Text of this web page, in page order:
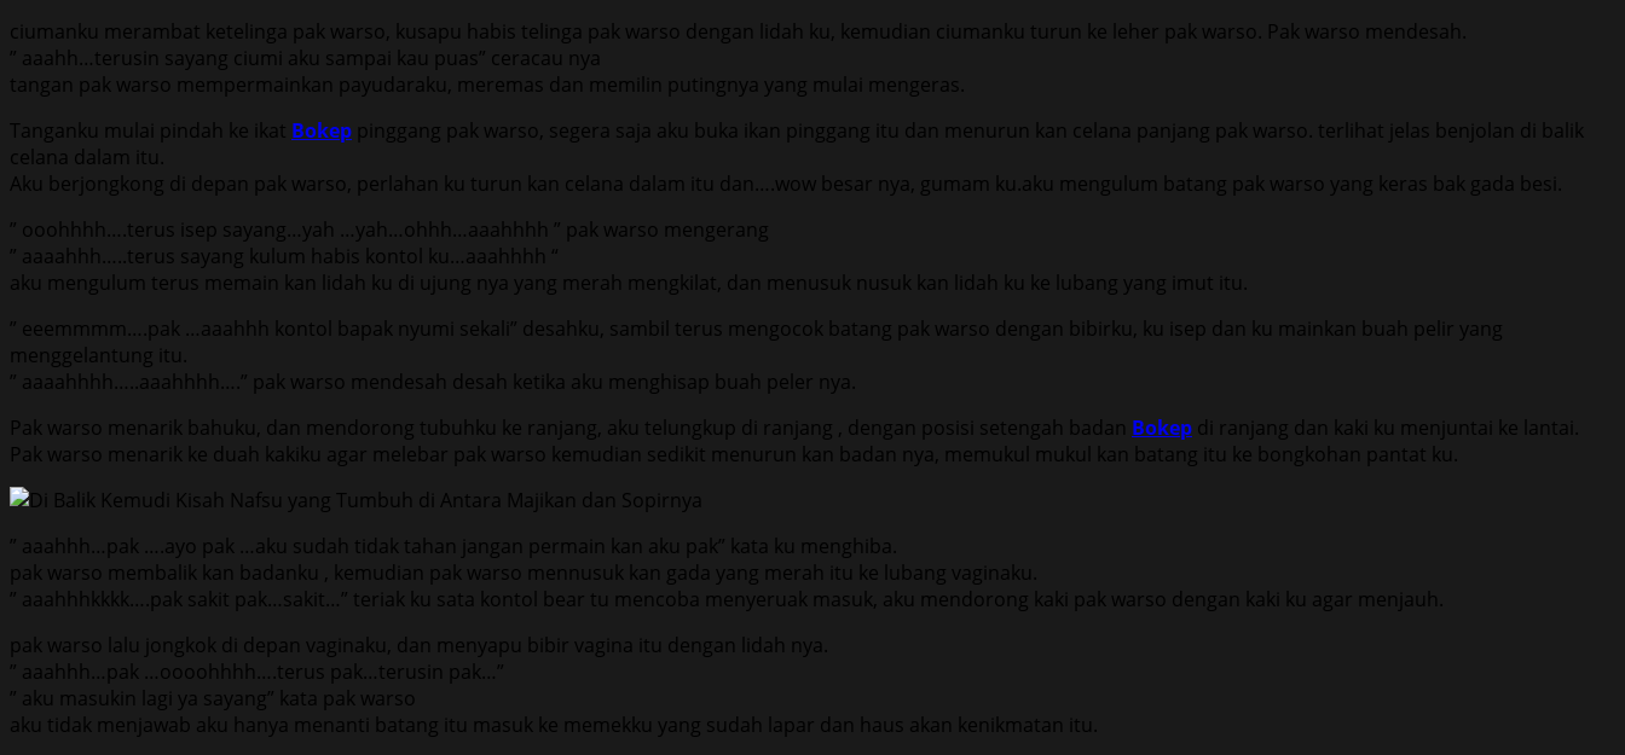
ciumanku merambat ketelinga pak warso, kusapu habis telinga pak warso dengan lidah ku, kemudian ciumanku turun ke leher pak warso. Pak warso mendesah.
” aaahh…terusin sayang ciumi aku sampai kau puas” ceracau nya
tangan pak warso mempermainkan payudaraku, meremas dan memilin putingnya yang mulai mengeras.
Tanganku mulai pindah ke ikat Bokep pinggang pak warso, segera saja aku buka ikan pinggang itu dan menurun kan celana panjang pak warso. terlihat jelas benjolan di balik
celana dalam itu.
Aku berjongkong di depan pak warso, perlahan ku turun kan celana dalam itu dan….wow besar nya, gumam ku.aku mengulum batang pak warso yang keras bak gada besi.
” ooohhhh….terus isep sayang…yah …yah…ohhh…aaahhhh ” pak warso mengerang
” aaaahhh…..terus sayang kulum habis kontol ku…aaahhhh “
aku mengulum terus memain kan lidah ku di ujung nya yang merah mengkilat, dan menusuk nusuk kan lidah ku ke lubang yang imut itu.
” eeemmmm….pak …aaahhh kontol bapak nyumi sekali” desahku, sambil terus mengocok batang pak warso dengan bibirku, ku isep dan ku mainkan buah pelir yang
menggelantung itu.
” aaaahhhh…..aaahhhh….” pak warso mendesah desah ketika aku menghisap buah peler nya.
Pak warso menarik bahuku, dan mendorong tubuhku ke ranjang, aku telungkup di ranjang , dengan posisi setengah badan Bokep di ranjang dan kaki ku menjuntai ke lantai.
Pak warso menarik ke duah kakiku agar melebar pak warso kemudian sedikit menurun kan badan nya, memukul mukul kan batang itu ke bongkohan pantat ku.
” aaahhh…pak ….ayo pak …aku sudah tidak tahan jangan permain kan aku pak” kata ku menghiba.
pak warso membalik kan badanku , kemudian pak warso mennusuk kan gada yang merah itu ke lubang vaginaku.
” aaahhhkkkk….pak sakit pak…sakit…” teriak ku sata kontol bear tu mencoba menyeruak masuk, aku mendorong kaki pak warso dengan kaki ku agar menjauh.
pak warso lalu jongkok di depan vaginaku, dan menyapu bibir vagina itu dengan lidah nya.
” aaahhh…pak …oooohhhh….terus pak…terusin pak…”
” aku masukin lagi ya sayang” kata pak warso
aku tidak menjawab aku hanya menanti batang itu masuk ke memekku yang sudah lapar dan haus akan kenikmatan itu.